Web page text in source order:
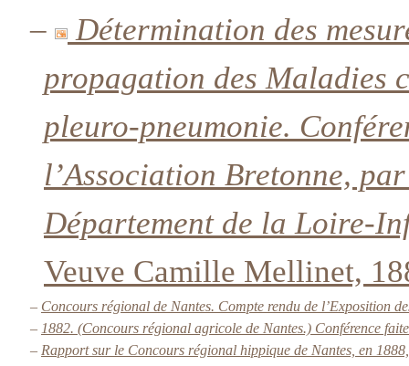
–
Détermination des
propagation des Maladies
pleuro-pneumonie.
l’Association Bretonne,
Département de la Loire-
Veuve Camille Mellinet,
– Concours régional de Nantes. Compte rendu de l’Exposition
– 1882. (Concours régional agricole de Nantes.) Conférence
– Rapport sur le Concours régional hippique de Nantes, en